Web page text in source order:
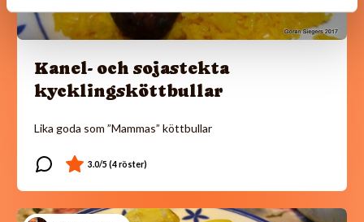
Kanel- och sojastekta
kycklingsköttbullar
Lika goda som ”Mammas” köttbullar